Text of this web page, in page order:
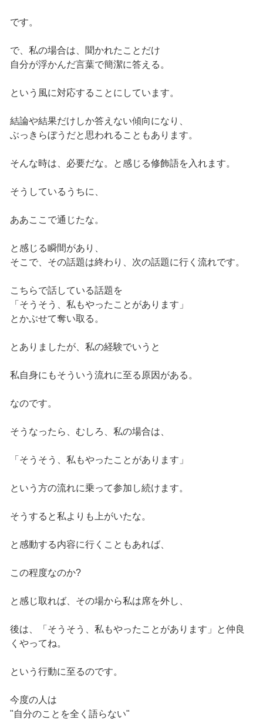
です。
で、私の場合は、聞かれたことだけ
自分が浮かんだ言葉で簡潔に答える。
という風に対応することにしています。
結論や結果だけしか答えない傾向になり、
ぶっきらぼうだと思われることもあります。
そんな時は、必要だな。と感じる修飾語を入れます。
そうしているうちに、
ああここで通じたな。
と感じる瞬間があり、
そこで、その話題は終わり、次の話題に行く流れです。
こちらで話している話題を
「そうそう、私もやったことがあります」
とかぶせて奪い取る。
とありましたが、私の経験でいうと
私自身にもそういう流れに至る原因がある。
なのです。
そうなったら、むしろ、私の場合は、
「そうそう、私もやったことがあります」
という方の流れに乗って参加し続けます。
そうすると私よりも上がいたな。
と感動する内容に行くこともあれば、
この程度なのか?
と感じ取れば、その場から私は席を外し、
後は、「そうそう、私もやったことがあります」と仲良
くやってね。
という行動に至るのです。
今度の人は
"自分のことを全く語らない"